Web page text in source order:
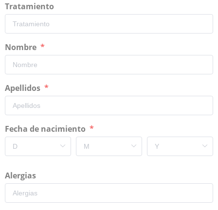
Tratamiento
Nombre
Apellidos
Fecha de nacimiento
Alergias